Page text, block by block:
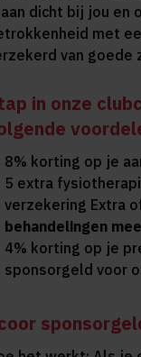
dicht bij jou en
met
van goede
in onze
8% korting op je
5 extra
verzekering Extra
behandelingen
4% korting op je
sponsorgeld voor